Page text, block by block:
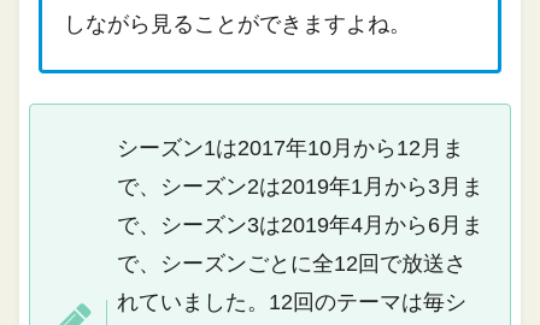
しながら見ることができますよね。
シーズン1は2017年10月から12月ま
で、シーズン2は2019年1月から3月ま
で、シーズン3は2019年4月から6月ま
で、シーズンごとに全12回で放送さ
れていました。12回のテーマは毎シ